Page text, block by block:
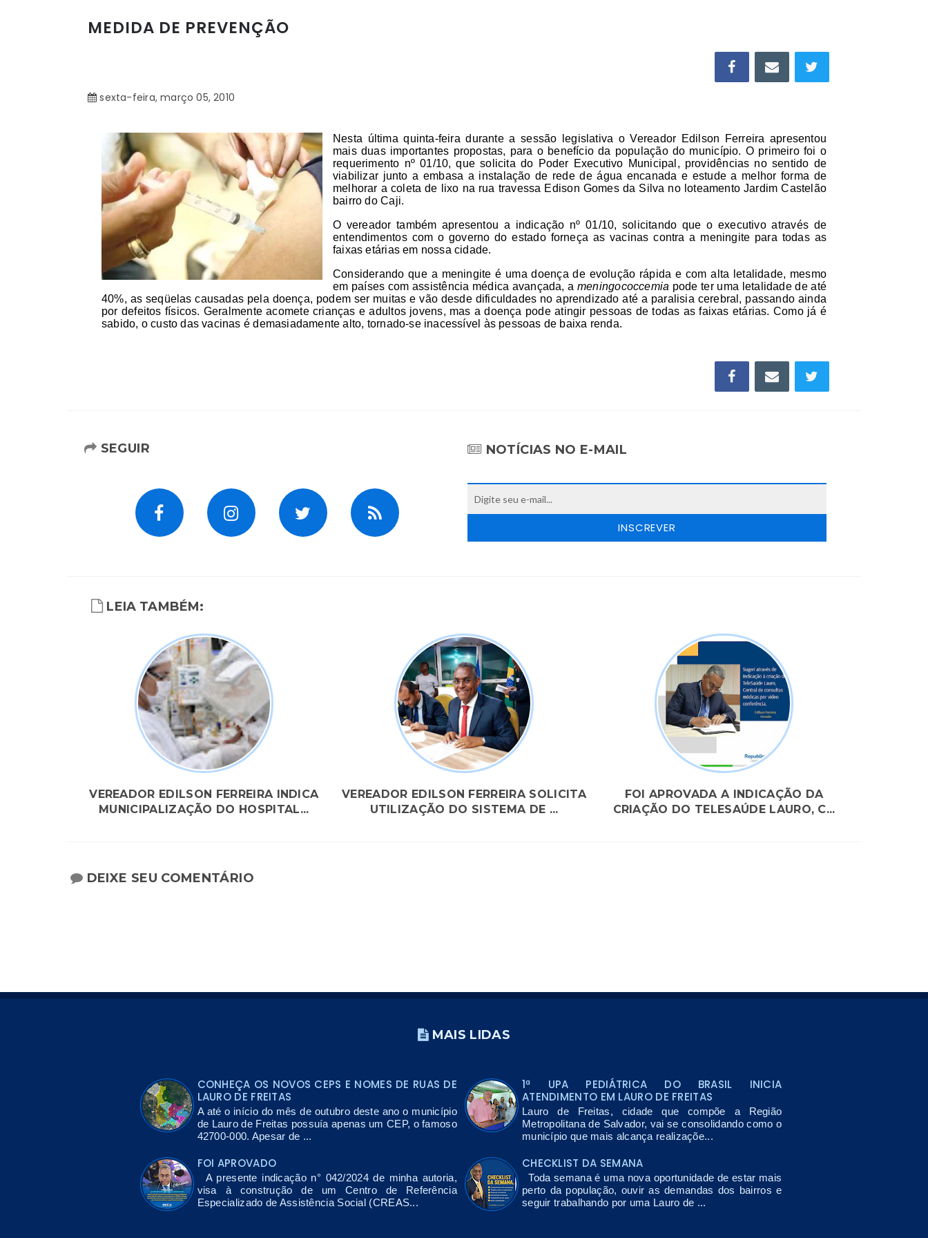
MEDIDA DE PREVENÇÃO
sexta-feira, março 05, 2010
Nesta última quinta-feira durante a sessão legislativa o Vereador Edilson Ferreira apresentou
mais duas importantes propostas, para o benefício da população do município. O primeiro foi o
requerimento nº 01/10, que solicita do Poder Executivo Municipal, providências no sentido de
viabilizar junto a embasa a instalação de rede de água encanada e estude a melhor forma de
melhorar a coleta de lixo na rua travessa Edison Gomes da Silva no loteamento Jardim Castelão
bairro do Caji.
O vereador também apresentou a indicação nº 01/10, solicitando que o executivo através de
entendimentos com o governo do estado forneça as vacinas contra a meningite para todas as
faixas etárias em nossa cidade.
Considerando que a meningite é uma doença de evolução rápida e com alta letalidade, mesmo
em países com assistência médica avançada, ameningococcemia pode ter uma letalidade de até
40%, as seqüelas causadas pela doença, podem ser muitas e vão desde dificuldades no aprendizado até a paralisia cerebral, passando ainda
por defeitos físicos. Geralmente acomete crianças e adultos jovens, mas a doença pode atingir pessoas de todas as faixas etárias. Como já é
sabido, o custo das vacinas é demasiadamente alto, tornado-se inacessível às pessoas de baixa renda.
SEGUIR NOTÍCIAS NO E-MAIL
LEIA TAMBÉM:
VEREADOR EDILSON FERREIRA INDICA
MUNICIPALIZAÇÃO DO HOSPITAL...
VEREADOR EDILSON FERREIRA SOLICITA
UTILIZAÇÃO DO SISTEMA DE ...
FOI APROVADA A INDICAÇÃO DA
CRIAÇÃO DO TELESAÚDE LAURO, C...
DEIXE SEU COMENTÁRIO
MAIS LIDAS
CONHEÇA OS NOVOS CEPS E NOMES DE RUAS DE
LAURO DE FREITAS
A até o início do mês de outubro deste ano o município
de Lauro de Freitas possuía apenas um CEP, o famoso
42700-000. Apesar de ...
1ª UPA PEDIÁTRICA DO BRASIL INICIA
ATENDIMENTO EM LAURO DE FREITAS
Lauro de Freitas, cidade que compõe a Região
Metropolitana de Salvador, vai se consolidando como o
município que mais alcança realizaçõe...
FOI APROVADO
A presente indicação n° 042/2024 de minha autoria,
visa à construção de um Centro de Referência
Especializado de Assistência Social (CREAS...
CHECKLIST DA SEMANA
Toda semana é uma nova oportunidade de estar mais
perto da população, ouvir as demandas dos bairros e
seguir trabalhando por uma Lauro de ...